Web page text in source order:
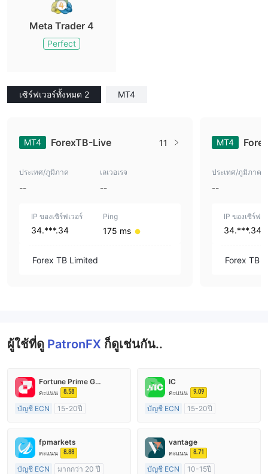
Meta Trader 4
Perfect
เซิร์ฟเวอร์ทั้งหมด 2 MT4
MT4 ForexTB-Live 11
ประเทศ/ภูมิภาค
--
เลเวอเรจ
--
IP ของเซิร์ฟเวอร์
34.***.34
Ping
175 ms
Forex TB Limited
MT4
ประเทศ/ภูมิภาค
--
IP ของเซิร์ฟเ
34.***.34
Forex TB
ผู้ใช้ที่ดู PatronFX ก็ดูเช่นกัน..
Fortune Prime Global
คะแนน 8.58
บัญชี ECN
15-20ปี
ใบอนุญาต MT4 แบบเต็ม
IC
คะแนน 9.09
บัญชี ECN
15-20ปี
ใบอนุญาต MT4 แบบเต็ม
fpmarkets
คะแนน 8.88
บัญชี ECN
มากกว่า 20 ปี
vantage
คะแนน 8.71
บัญชี ECN
10-15ปี